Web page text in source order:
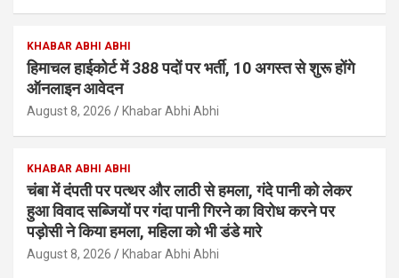
KHABAR ABHI ABHI
हिमाचल हाईकोर्ट में 388 पदों पर भर्ती, 10 अगस्त से शुरू होंगे
ऑनलाइन आवेदन
August 8, 2026 Khabar Abhi Abhi
KHABAR ABHI ABHI
चंबा में दंपती पर पत्थर और लाठी से हमला, गंदे पानी को लेकर
हुआ विवाद सब्जियों पर गंदा पानी गिरने का विरोध करने पर
पड़ोसी ने किया हमला, महिला को भी डंडे मारे
August 8, 2026 Khabar Abhi Abhi